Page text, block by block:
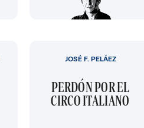
PERDÓN POR EL
CIRCO ITALIANO
JOSÉ F. PELÁEZ